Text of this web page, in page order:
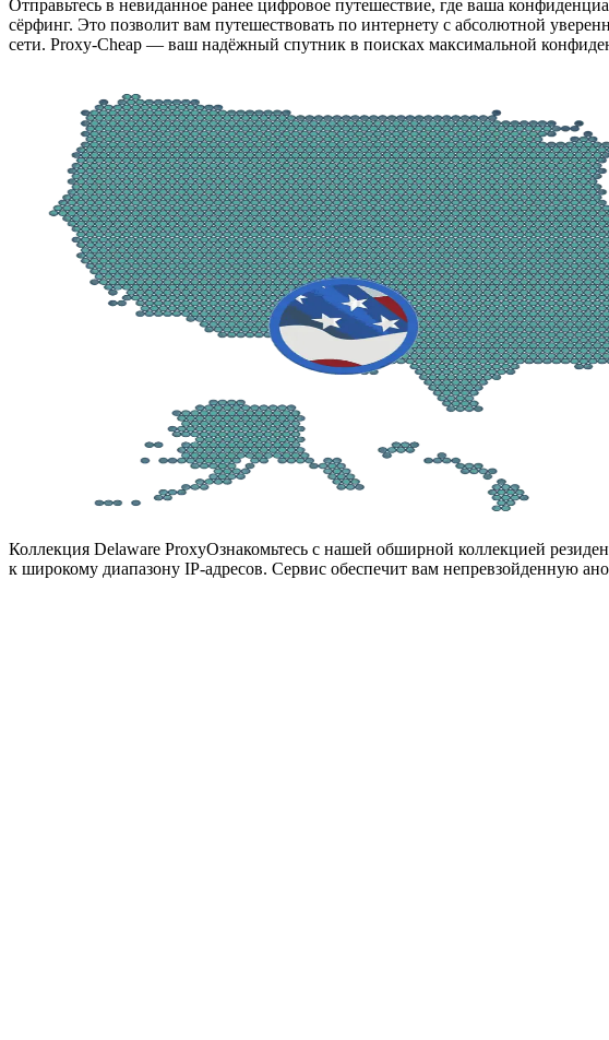
Отправьтесь в невиданное ранее цифровое путешествие, где ваша
сёрфинг. Это позволит вам путешествовать по интернету с абсолютной
сети. Proxy-Cheap — ваш надёжный спутник в поисках максимальной
Коллекция Delaware ProxyОзнакомьтесь с нашей обширной коллекцией
к широкому диапазону IP-адресов. Сервис обеспечит вам непревзойденную